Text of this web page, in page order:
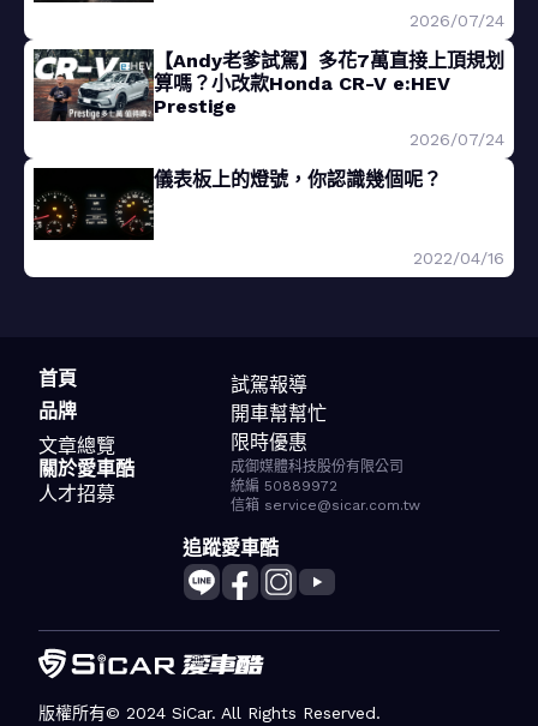
2026/07/24
【Andy老爹試駕】多花7萬直接上頂規划
算嗎？小改款Honda CR-V e:HEV
Prestige
2026/07/24
儀表板上的燈號，你認識幾個呢？
2022/04/16
首頁
品牌
文章總覽
試駕報導
開車幫幫忙
限時優惠
關於愛車酷
人才招募
成御媒體科技股份有限公司
統編 50889972
信箱 service@sicar.com.tw
追蹤愛車酷
版權所有© 2024 SiCar. All Rights Reserved.